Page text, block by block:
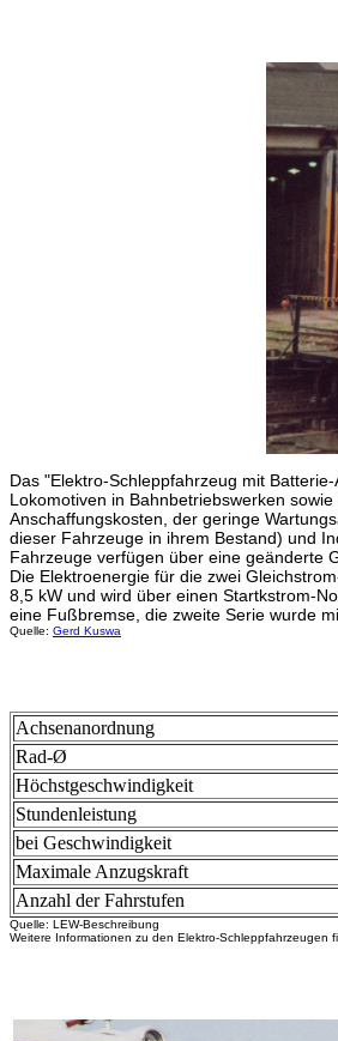
Das "Elektro-Schleppfahrzeug mit
Lokomotiven in Bahnbetriebswerken
Anschaffungskosten, der geringe
dieser Fahrzeuge in ihrem Bestand) und
Fahrzeuge verfügen über eine geänderte
Die Elektroenergie für die zwei
8,5 kW und wird über einen Startkstrom-
eine Fußbremse, die zweite Serie wurde
Quelle: Gerd Kuswa
Achsenanordnung
Rad-Ø
Höchstgeschwindigkeit
Stundenleistung
bei Geschwindigkeit
Maximale Anzugskraft
Anzahl der Fahrstufen
Quelle: LEW-Beschreibung
Weitere Informationen zu den Elektro-Schleppfahrzeugen